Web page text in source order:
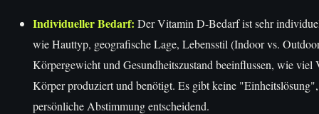
Individueller Bedarf: Der Vitamin D-Bedarf ist sehr
wie Hauttyp, geografische Lage, Lebensstil (Indoor vs.
Körpergewicht und Gesundheitszustand beeinflussen, wie
Körper produziert und benötigt. Es gibt keine
persönliche Abstimmung entscheidend.